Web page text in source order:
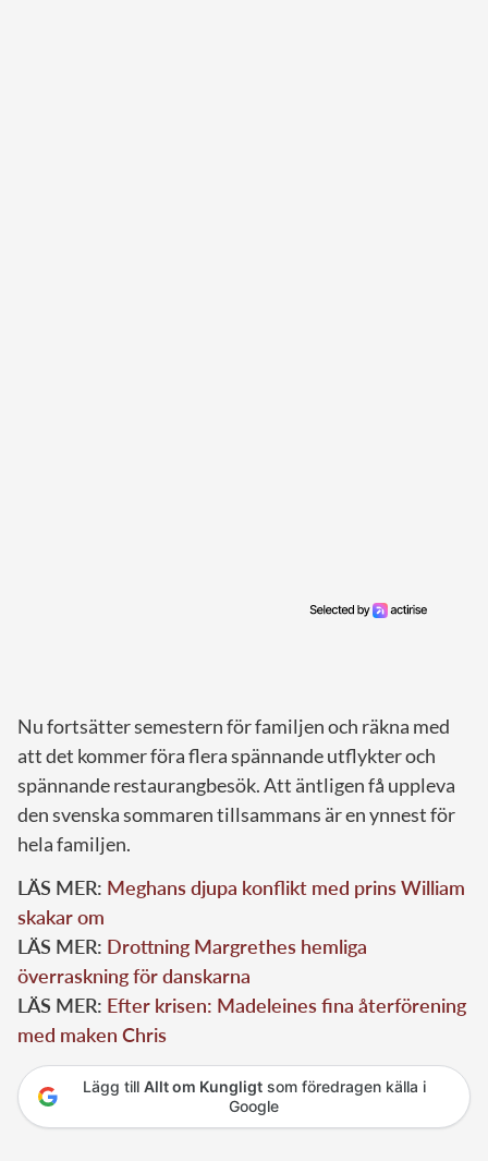
Nu fortsätter semestern för familjen och räkna med
att det kommer föra flera spännande utflykter och
spännande restaurangbesök. Att äntligen få uppleva
den svenska sommaren tillsammans är en ynnest för
hela familjen.
LÄS MER: Meghans djupa konflikt med prins William
skakar om
LÄS MER: Drottning Margrethes hemliga
överraskning för danskarna
LÄS MER: Efter krisen: Madeleines fina återförening
med maken Chris
Lägg till Allt om Kungligtsom föredragen källa i
Google